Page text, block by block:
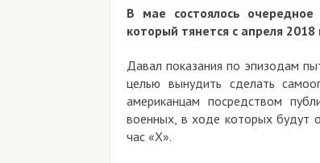
В мае состоялось
который тянется с апреля 2018
Давал показания по эпизодам
целью вынудить сделать
американцам посредством
военных, в ходе которых будут
час «Х».